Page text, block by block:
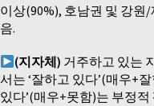
이상(90%), 호남권 및 강원
음.
(지자체) 거주하고 있는
서는 ‘잘하고 있다’(매우+
있다’(매우+못함)는 부정